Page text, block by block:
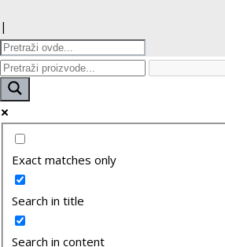
|
Exact matches only
Search in title
Search in content